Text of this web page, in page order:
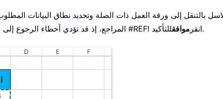
المراجع، إذ قد تؤدي أخطاء الرجوع إلى عرض بيانات غير صحيحة أو أخطاء مثل #REF! انقر موافق للتأكيد.